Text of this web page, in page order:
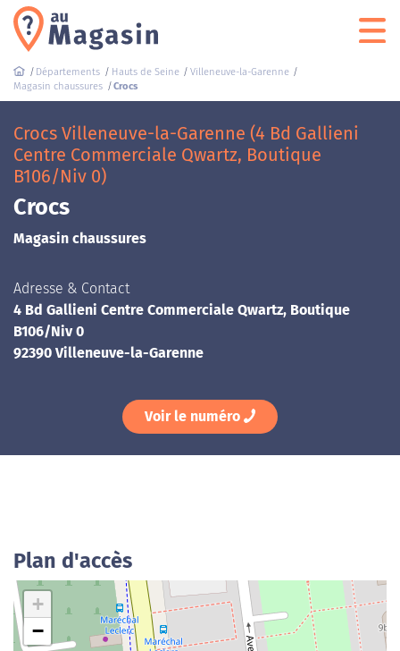
Départements Hauts de Seine
Villeneuve-la-Garenne
Magasin chaussures
Crocs
Crocs Villeneuve-la-Garenne (4 Bd Gallieni
Centre Commerciale Qwartz, Boutique
B106/Niv 0)
Crocs
Magasin chaussures
Adresse & Contact
4 Bd Gallieni Centre Commerciale Qwartz, Boutique
B106/Niv 0
92390 Villeneuve-la-Garenne
Voir le numéro
Plan d'accès
+
−